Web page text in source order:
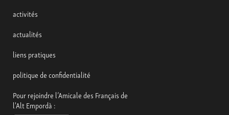
activités
actualités
liens pratiques
politique de confidentialité
Pour rejoindre l’Amicale des Français de
l'Alt Empordà :